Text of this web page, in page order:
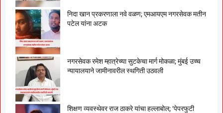
निदा खान प्रकरणाला नवे वळण; एमआयएम नगरसेवक मतीन
पटेल यांना अटक
नगरसेवक रमेश म्हात्रेच्या सुटकेचा मार्ग मोकळा; मुंबई उच्च
न्यायालयाने जामीनावरील स्थगिती उठवली
शिक्षण व्यवस्थेवर राज ठाकरे यांचा हल्लाबोल; ‘पेपरफुटी